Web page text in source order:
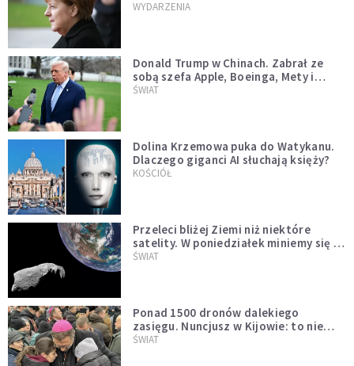
WYDARZENIA
Donald Trump w Chinach. Zabrał ze
sobą szefa Apple, Boeinga, Mety i
Muska
ŚWIAT
Dolina Krzemowa puka do Watykanu.
Dlaczego giganci AI słuchają księży?
KOŚCIÓŁ
Przeleci bliżej Ziemi niż niektóre
satelity. W poniedziałek miniemy się z
asteroidą, która poprzedzi znacznie
ŚWIAT
Ponad 1500 dronów dalekiego
zasięgu. Nuncjusz w Kijowie: to nie
wygląda na wolę zakończenia wojny
ŚWIAT